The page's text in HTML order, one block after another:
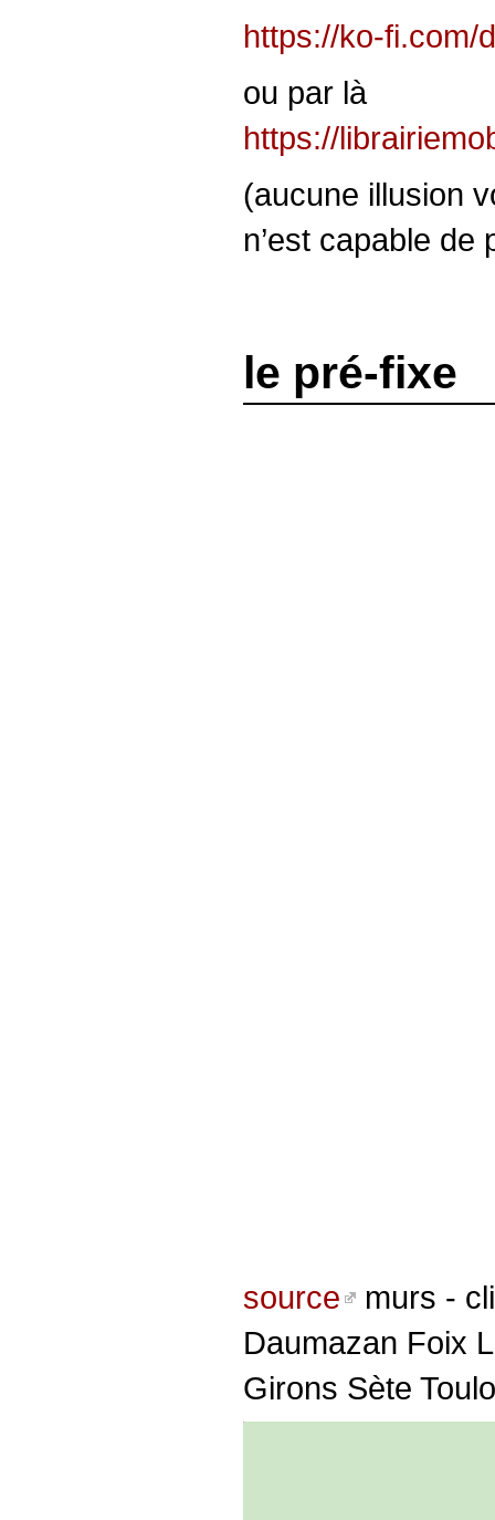
https://ko-fi.com/
ou par là
https://
(aucune illusion
n’est capable de
le pré-fixe
source
murs -
Daumazan Foix
Girons Sète